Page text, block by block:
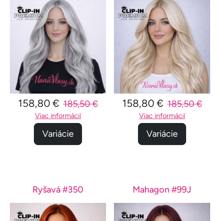
158,80 € 185,50 €
Viac informácií
Variácie
158,80 € 185,50 €
Viac informácií
Variácie
Ryšavá #350 Mahagon #99J